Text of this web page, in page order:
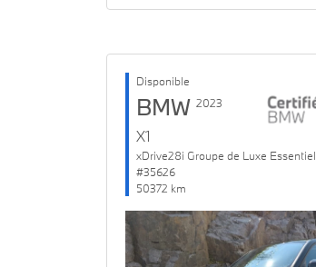
Disponible
BMW 2023
X1
xDrive28i Groupe de Luxe Essentiel
#35626
50372 km